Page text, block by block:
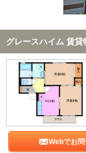
グレースハイム 賃貸
Webでお問